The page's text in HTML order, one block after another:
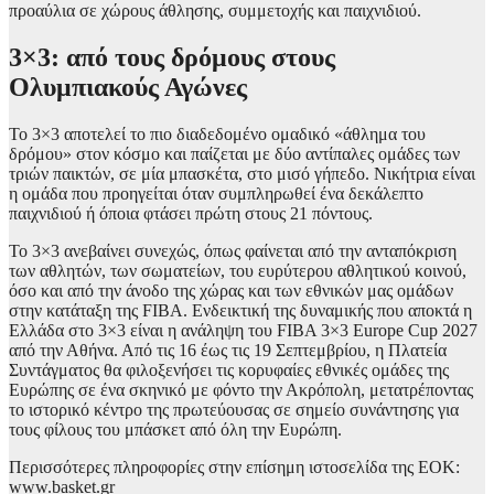
προαύλια σε χώρους άθλησης, συμμετοχής και παιχνιδιού.
3×3: από τους δρόμους στους
Ολυμπιακούς Αγώνες
Το 3×3 αποτελεί το πιο διαδεδομένο ομαδικό «άθλημα του
δρόμου» στον κόσμο και παίζεται με δύο αντίπαλες ομάδες των
τριών παικτών, σε μία μπασκέτα, στο μισό γήπεδο. Νικήτρια είναι
η ομάδα που προηγείται όταν συμπληρωθεί ένα δεκάλεπτο
παιχνιδιού ή όποια φτάσει πρώτη στους 21 πόντους.
Το 3×3 ανεβαίνει συνεχώς, όπως φαίνεται από την ανταπόκριση
των αθλητών, των σωματείων, του ευρύτερου αθλητικού κοινού,
όσο και από την άνοδο της χώρας και των εθνικών μας ομάδων
στην κατάταξη της FIBΑ. Ενδεικτική της δυναμικής που αποκτά η
Ελλάδα στο 3×3 είναι η ανάληψη του FIBA 3×3 Europe Cup 2027
από την Αθήνα. Από τις 16 έως τις 19 Σεπτεμβρίου, η Πλατεία
Συντάγματος θα φιλοξενήσει τις κορυφαίες εθνικές ομάδες της
Ευρώπης σε ένα σκηνικό με φόντο την Ακρόπολη, μετατρέποντας
το ιστορικό κέντρο της πρωτεύουσας σε σημείο συνάντησης για
τους φίλους του μπάσκετ από όλη την Ευρώπη.
Περισσότερες πληροφορίες στην επίσημη ιστοσελίδα της ΕΟΚ:
www.basket.gr